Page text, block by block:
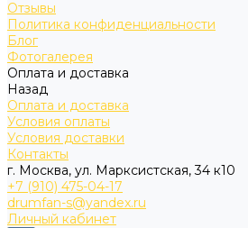
Отзывы
Политика конфиденциальности
Блог
Фотогалерея
Оплата и доставка
Назад
Оплата и доставка
Условия оплаты
Условия доставки
Контакты
г. Москва, ул. Марксистская, 34 к10
+7 (910) 475-04-17
drumfan-s@yandex.ru
Личный кабинет